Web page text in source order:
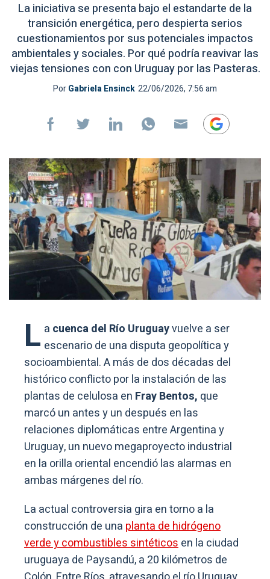
La iniciativa se presenta bajo el estandarte de la
transición energética, pero despierta serios
cuestionamientos por sus potenciales impactos
ambientales y sociales. Por qué podría reavivar las
viejas tensiones con con Uruguay por las Pasteras.
PorGabriela Ensinck 22/06/2026, 7:56 am
L a cuenca del Río Uruguayvuelve a ser
escenario de una disputa geopolítica y
socioambiental. A más de dos décadas del
histórico conflicto por la instalación de las
plantas de celulosa en Fray Bentos, que
marcó un antes y un después en las
relaciones diplomáticas entre Argentina y
Uruguay, un nuevo megaproyecto industrial
en la orilla oriental encendió las alarmas en
ambas márgenes del río.
La actual controversia gira en torno a la
construcción de una planta de hidrógeno
verde y combustibles sintéticosen la ciudad
uruguaya de Paysandú, a 20 kilómetros de